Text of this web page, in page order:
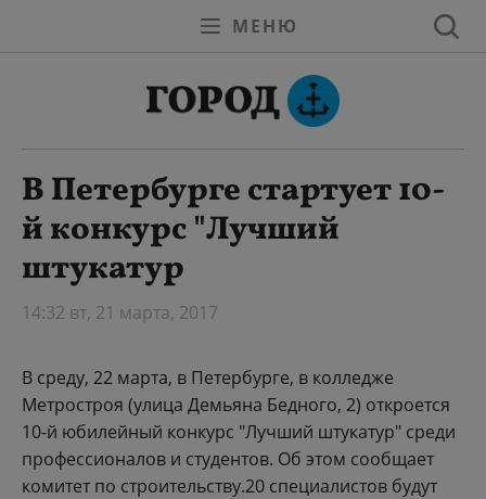
МЕНЮ
В Петербурге стартует 10-
й конкурс "Лучший
штукатур
14:32 вт, 21 марта, 2017
В среду, 22 марта, в Петербурге, в колледже
Метростроя (улица Демьяна Бедного, 2) откроется
10-й юбилейный конкурс "Лучший штукатур" среди
профессионалов и студентов. Об этом сообщает
комитет по строительству.20 специалистов будут